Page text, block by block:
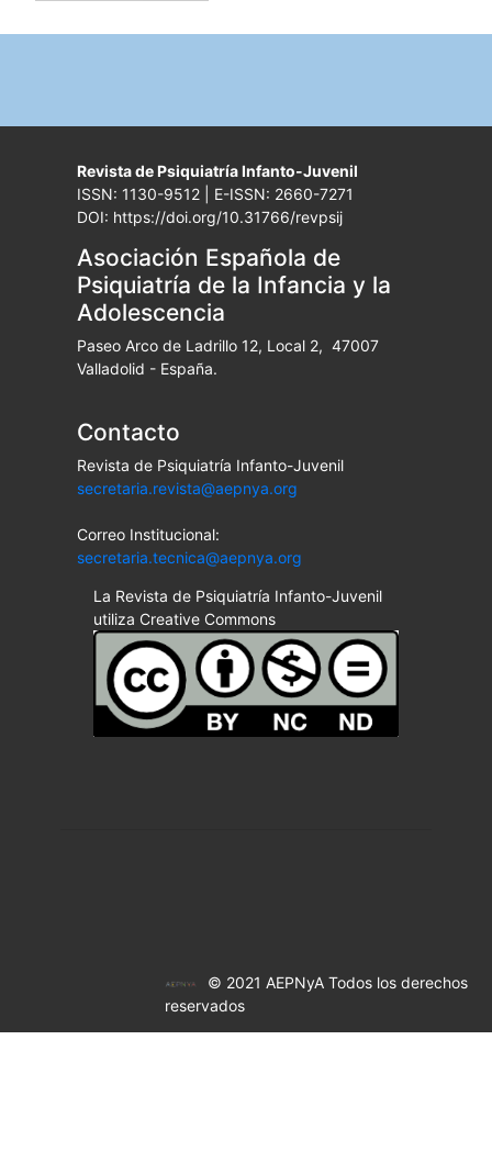
Revista de Psiquiatría Infanto-Juvenil
ISSN: 1130-9512 | E-ISSN: 2660-7271
DOI: https://doi.org/10.31766/revpsij
Asociación Española de
Psiquiatría de la Infancia y la
Adolescencia
Paseo Arco de Ladrillo 12, Local 2, 47007
Valladolid - España.
Contacto
Revista de Psiquiatría Infanto-Juvenil
secretaria.revista@aepnya.org
Correo Institucional:
secretaria.tecnica@aepnya.org
La Revista de Psiquiatría Infanto-Juvenil
utiliza Creative Commons
© 2021 AEPNyA Todos los derechos
reservados